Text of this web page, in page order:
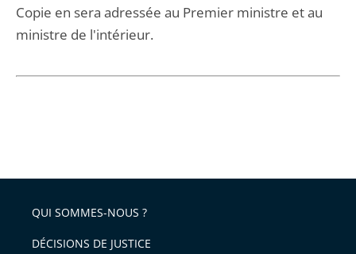
Copie en sera adressée au Premier ministre et au
ministre de l'intérieur.
QUI SOMMES-NOUS ?
DÉCISIONS DE JUSTICE